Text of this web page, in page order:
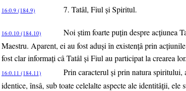
16:0.9 (184.9) 7. Tatâl, Fiul şi Spiritul.
16:0.10 (184.10)
Noi ştim foarte puţin despre acţiunea
Maestru. Aparent, ei au fost aduşi în existenţâ prin
fost clar informaţi câ Tatâl şi Fiul au participat la crearea lor.
16:0.11 (184.11)
Prin caracterul şi prin natura spiritului,
identice, însâ, sub toate celelalte aspecte ale identitâţii, ele